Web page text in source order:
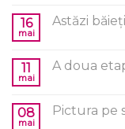
16
mai
Astăzi
11
mai
A doua
08
mai
Pictura pe